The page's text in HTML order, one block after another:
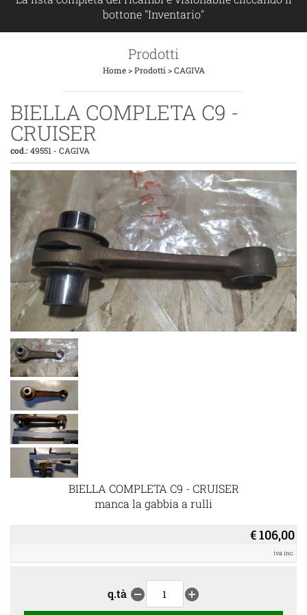
bottone "Inventario"
Prodotti
Home>Prodotti >CAGIVA
BIELLA COMPLETA C9 -
CRUISER
cod.:49551 - CAGIVA
BIELLA COMPLETA C9 - CRUISER
manca la gabbia a rulli
€ 106,00
iva inc.
q.tà remove_circle add_circle